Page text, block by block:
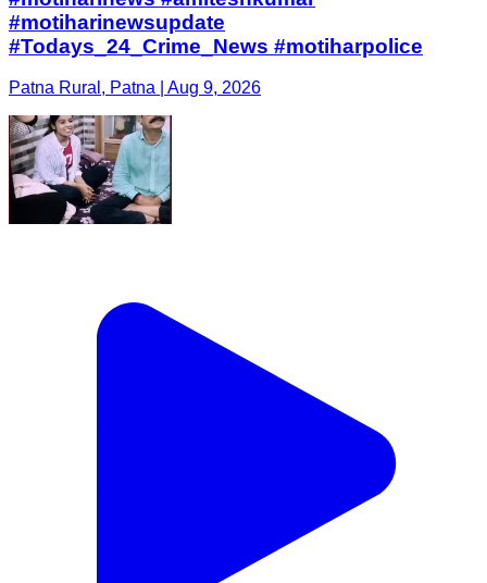
#motiharinewsupdate
#Todays_24_Crime_News #motiharpolice
Patna Rural, Patna | Aug 9, 2026